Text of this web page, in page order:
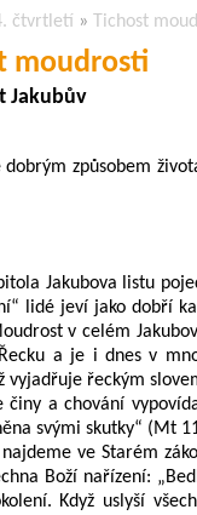
čtvrtletí » Tichost
moudrosti
Jakubův
způsobem
Jakubova listu
lidé jeví jako dobří
v celém
a je i dnes v
řeckým
a chování
svými skutky“ (Mt
ve Starém
Boží nařízení:
Když uslyší